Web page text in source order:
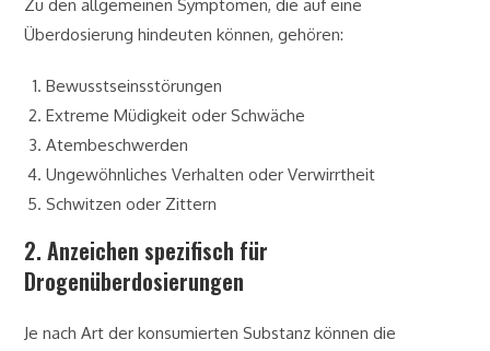
Zu den allgemeinen Symptomen, die auf eine
Überdosierung hindeuten können, gehören:
Bewusstseinsstörungen
Extreme Müdigkeit oder Schwäche
Atembeschwerden
Ungewöhnliches Verhalten oder Verwirrtheit
Schwitzen oder Zittern
2. Anzeichen spezifisch für
Drogenüberdosierungen
Je nach Art der konsumierten Substanz können die